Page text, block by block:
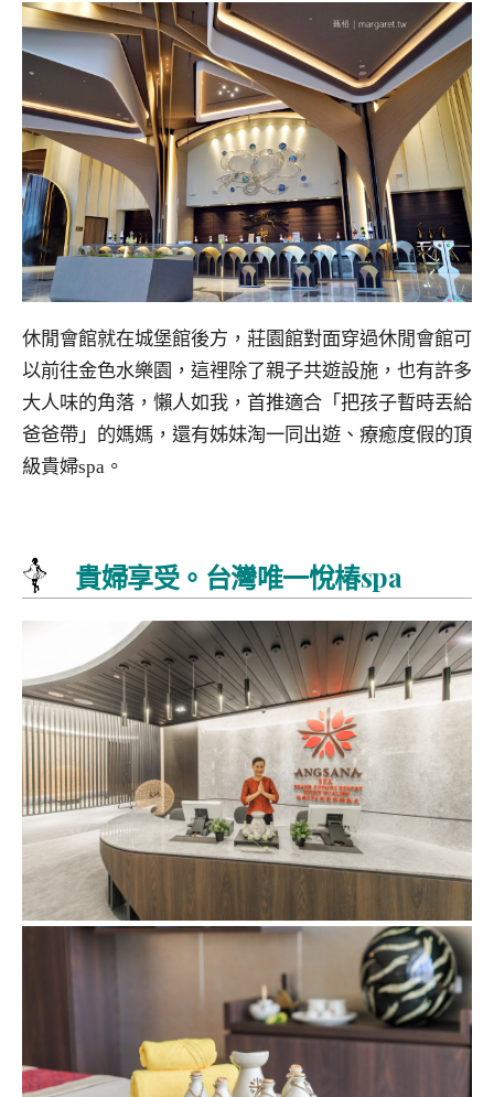
休閒會館就在城堡館後方，莊園館對面穿過休閒會館可
以前往金色水樂園，這裡除了親子共遊設施，也有許多
大人味的角落，懶人如我，首推適合「把孩子暫時丟給
爸爸帶」的媽媽，還有姊妹淘一同出遊、療癒度假的頂
級貴婦spa。
貴婦享受。台灣唯一悅椿spa